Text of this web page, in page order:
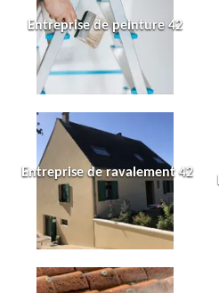
Entreprise de peinture 42
Entreprise de ravalement 42